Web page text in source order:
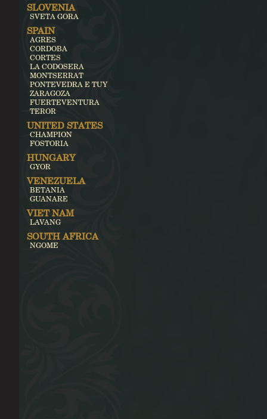
SLOVENIA
SVETA GORA
SPAIN
AGRES
CORDOBA
CORTES
LA CODOSERA
MONTSERRAT
PONTEVEDRA E TUY
ZARAGOZA
FUERTEVENTURA
TEROR
UNITED STATES
CHAMPION
FOSTORIA
HUNGARY
GYOR
VENEZUELA
BETANIA
GUANARE
VIET NAM
LAVANG
SOUTH AFRICA
NGOME